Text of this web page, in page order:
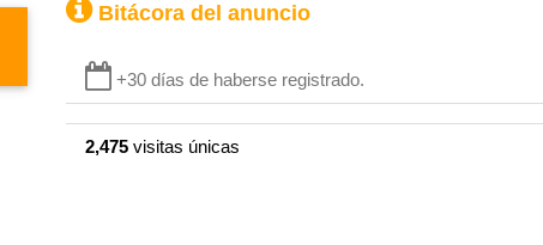
Bitácora del anuncio
+30 días de haberse registrado.
2,475visitas únicas